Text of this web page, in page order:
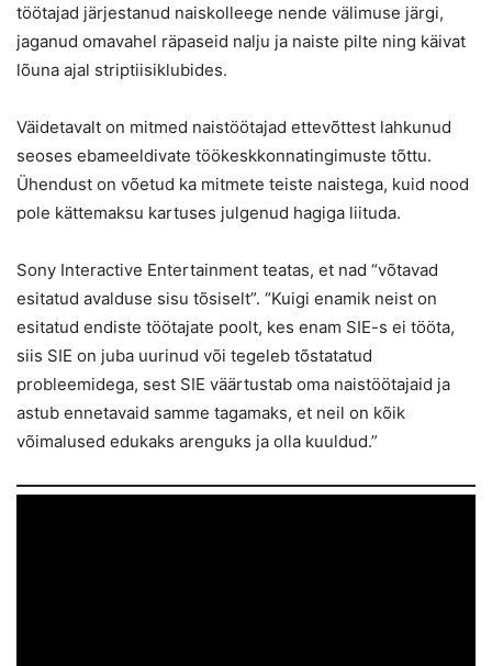
töötajad järjestanud naiskolleege nende välimuse järgi,
jaganud omavahel räpaseid nalju ja naiste pilte ning käivat
lõuna ajal striptiisiklubides.
Väidetavalt on mitmed naistöötajad ettevõttest lahkunud
seoses ebameeldivate töökeskkonnatingimuste tõttu.
Ühendust on võetud ka mitmete teiste naistega, kuid nood
pole kättemaksu kartuses julgenud hagiga liituda.
Sony Interactive Entertainment teatas, et nad “võtavad
esitatud avalduse sisu tõsiselt”. “Kuigi enamik neist on
esitatud endiste töötajate poolt, kes enam SIE-s ei tööta,
siis SIE on juba uurinud või tegeleb tõstatatud
probleemidega, sest SIE väärtustab oma naistöötajaid ja
astub ennetavaid samme tagamaks, et neil on kõik
võimalused edukaks arenguks ja olla kuuldud.”